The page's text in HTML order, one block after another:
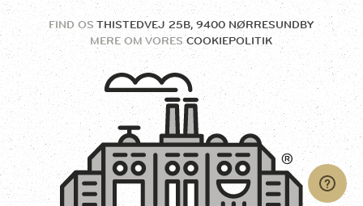
MERE OM VORES COOKIEPOLITIK
FIND OS THISTEDVEJ 25B, 9400 NØRRESUNDBY